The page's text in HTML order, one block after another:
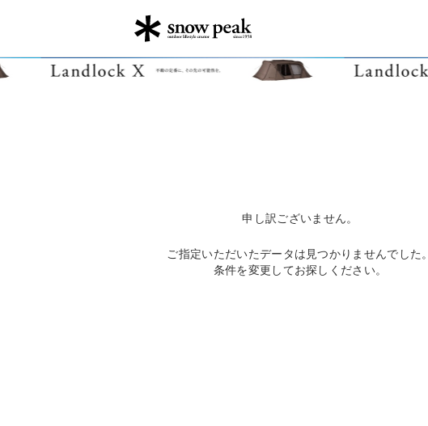
申し訳ございません。
ご指定いただいたデータは見つかりませんでした。
条件を変更してお探しください。